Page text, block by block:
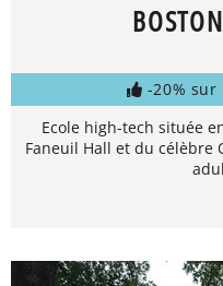
-20%
Ecole high-tech située
Faneuil Hall et du célèbre